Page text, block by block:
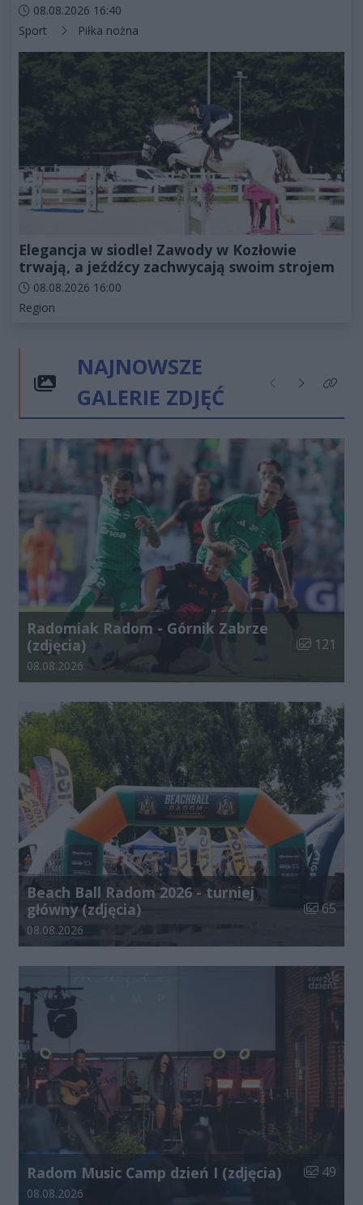
Data dodania artykułu:
08.08.2026 16:40
Kategorie artykułu:
Sport Piłka nożna
Elegancja w siodle! Zawody w Kozłowie
trwają, a jeźdźcy zachwycają swoim strojem
Data dodania artykułu:
08.08.2026 16:00
Kategorie artykułu:
Region
NAJNOWSZE
GALERIE ZDJĘĆ
Poprzednie
NastępneKliknij
Radomiak Radom - Górnik Zabrze
(zdjęcia)
Liczba
121
Data dodania galerii:
08.08.2026
Beach Ball Radom 2026 - turniej
główny (zdjęcia)
Liczba
65
Data dodania galerii:
08.08.2026
Radom Music Camp dzień I (zdjęcia) Liczba
49
Data dodania galerii:
08.08.2026